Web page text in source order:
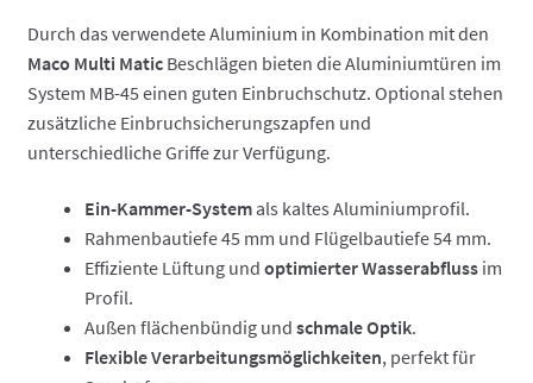
Durch das verwendete Aluminium in Kombination mit den
Maco Multi MaticBeschlägen bieten die Aluminiumtüren im
System MB-45 einen guten Einbruchschutz. Optional stehen
zusätzliche Einbruchsicherungszapfen und
unterschiedliche Griffe zur Verfügung.
Ein-Kammer-Systemals kaltes Aluminiumprofil.
Rahmenbautiefe 45 mm und Flügelbautiefe 54 mm.
Effiziente Lüftung und optimierter Wasserabflussim
Profil.
Außen flächenbündig und schmale Optik.
Flexible Verarbeitungsmöglichkeiten, perfekt für